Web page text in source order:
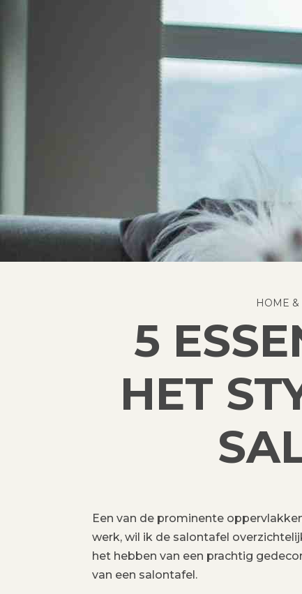
HOME
5
HET
Een van de prominente
werk, wil ik de salontafel
het hebben van een prachtig
van een salontafel.